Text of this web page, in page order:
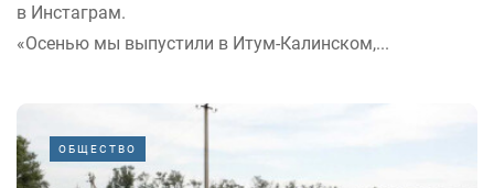
в Инстаграм.
«Осенью мы выпустили в Итум-Калинском,...
ОБЩЕСТВО